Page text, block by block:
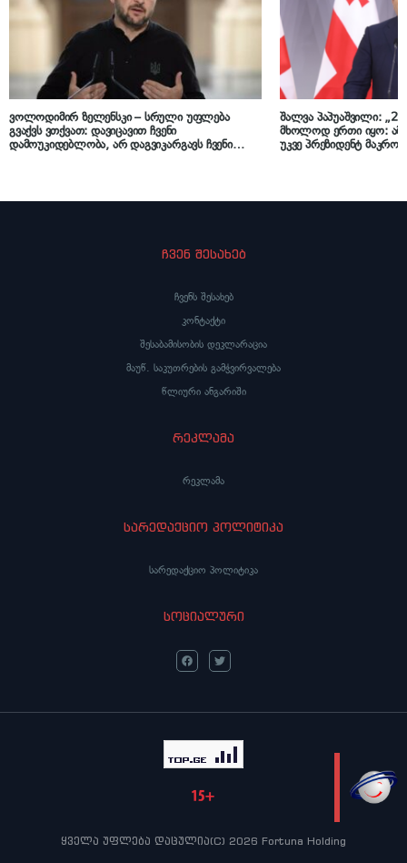
LIVE
ვოლოდიმირ ზელენსკი – სრული უფლება
გვაქვს ვთქვათ: დავიცავით ჩვენი
დამოუკიდებლობა, არ დაგვიკარგავს ჩვენი
შალვა პაპუაშვილი:
მხოლოდ ერთი იყო: ამ
უკვე პრეზიდენტ
აყოლას, ჩვენი გზის
ჩვენ შესახებ
ჩვენს შესახებ
კონტაქტი
შესაბამისობის დეკლარაცია
მაუწ. საკუთრების გამჭვირვალება
წლიური ანგარიში
რეკლამა
რეკლამა
სარედაქციო პოლიტიკა
სარედაქციო პოლიტიკა
სოციალური
ყველა უფლება დაცულია(C) 2026 Fortuna Holding